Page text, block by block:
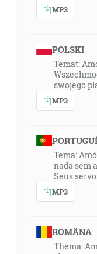
MP3
POLSKI
Temat:
swojego
MP3
Tema:
nada sem
Seus
MP3
ROMÂNA
Thema: